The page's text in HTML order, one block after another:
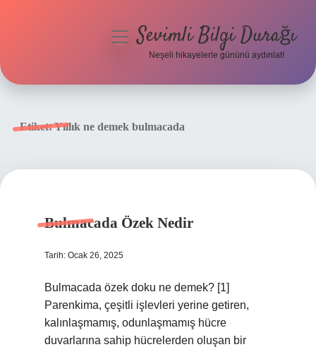
menüyüSevimli Bilgi Durağı
Neşeli hikayelerle gününü aydınlat!
Etiket:Yıllık ne demek bulmacada
Bulmacada Özek Nedir
Tarih: Ocak 26, 2025
Bulmacada özek doku ne demek? [1]
Parenkima, çeşitli işlevleri yerine getiren,
kalınlaşmamış, odunlaşmamış hücre
duvarlarına sahip hücrelerden oluşan bir